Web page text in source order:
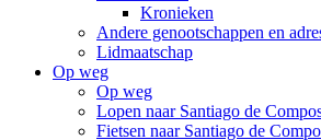
Kronieken
Andere genootschappen en
Lidmaatschap
Op weg
Op weg
Lopen naar Santiago de
Fietsen naar Santiago de